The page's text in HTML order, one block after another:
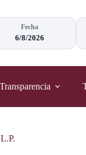
Fecha
6/8/2026
Transparencia